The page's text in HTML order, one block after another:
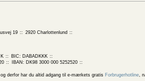
19
2920 Charlottenlund
BIC: DABADKKK
IBAN: DK98 3000 000 5252520
derfor har du altid adgang til e-mærkets gratis Forbrugerhotline,